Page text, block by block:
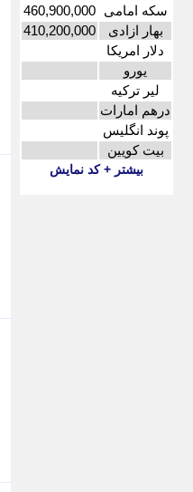
سکه امامی 460,900,000
بهار ازادی
410,200,000
دلار امریکا
یورو
لیر ترکیه
درهم امارات
پوند انگلیس
بیت کویین
بیشتر + کد نمایش